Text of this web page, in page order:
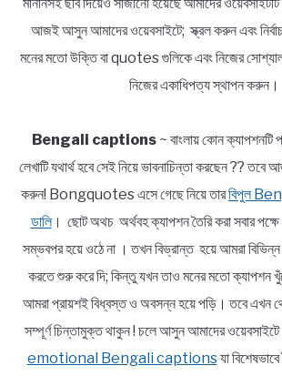
আজই আসুন আমাদের ওয়েবসাইটে; স্ক্রল করুন এবং
মনের মতো উক্তি বা quotes গুলিকে এবং নিজের
নিজের একাধিপত্য স্থাপন করুন।
Bengali captions~ বাংলায় কোন
লেখাটি যথার্থ হবে সেই নিয়ে ভাবনাচিন্তা করছেন ??
করুন! Bongquotes এসে গেছে নিয়ে তারবিপুল
ডালি। ছোট অথচ অর্থবহ ক্যাপশন তৈরি করা সবার পক্ষে
সম্ভবপর হয়ে ওঠে না । তখন বিভ্রান্ত হয়ে আমরা
করতে শুরু করে দি; কিন্তু যখন তাও মনের মতো ক্যাপশন
আমরা প্রায়শই বিধ্বস্ত ও অবসন্ন হয়ে পড়ি। তবে এখন
সম্পূর্ণ চিন্তামুক্ত থাকুন ! চলে আসুন আমাদের
emotional Bengali captionsযা